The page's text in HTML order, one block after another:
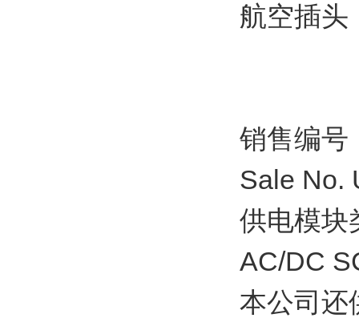
航空插
销售编号
Sale No.
供电模块
AC/DC
本公司还